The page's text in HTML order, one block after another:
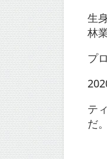
生
林
プ
テ
だ